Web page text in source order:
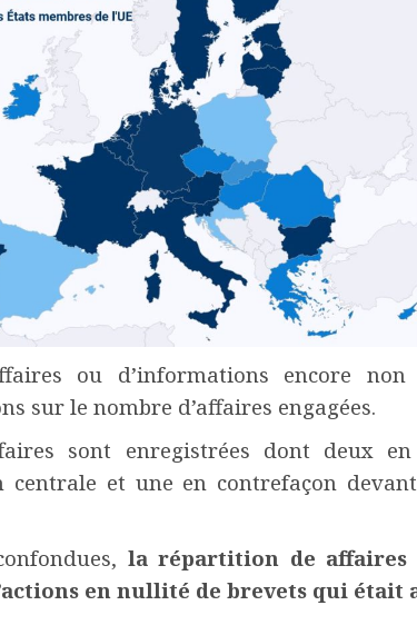
ou d’informations encore non
sur le nombre d’affaires engagées.
sont enregistrées dont deux en
centrale et une en contrefaçon
la répartition de affaires
en nullité de brevets qui était